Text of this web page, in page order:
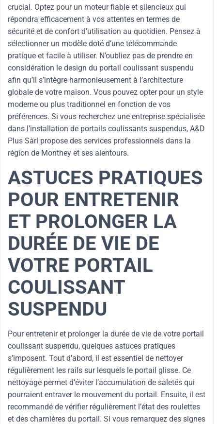
crucial. Optez pour un moteur fiable et silencieux qui
répondra efficacement à vos attentes en termes de
sécurité et de confort d’utilisation au quotidien. Pensez à
sélectionner un modèle doté d’une télécommande
pratique et facile à utiliser. N’oubliez pas de prendre en
considération le design du portail coulissant suspendu
afin qu’il s’intègre harmonieusement à l’architecture
globale de votre maison. Vous pouvez opter pour un style
moderne ou plus traditionnel en fonction de vos
préférences. Si vous recherchez une entreprise spécialisée
dans l’installation de portails coulissants suspendus, A&D
Plus Sàrl propose des services professionnels dans la
région de Monthey et ses alentours.
ASTUCES PRATIQUES
POUR ENTRETENIR
ET PROLONGER LA
DURÉE DE VIE DE
VOTRE PORTAIL
COULISSANT
SUSPENDU
Pour entretenir et prolonger la durée de vie de votre portail
coulissant suspendu, quelques astuces pratiques
s’imposent. Tout d’abord, il est essentiel de nettoyer
régulièrement les rails sur lesquels le portail glisse. Ce
nettoyage permet d’éviter l’accumulation de saletés qui
pourraient entraver le mouvement du portail. Ensuite, il est
recommandé de vérifier régulièrement l’état des roulettes
et des charnières du portail. Si vous remarquez des signes